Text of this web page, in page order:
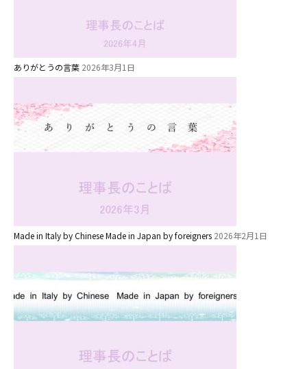
ありがとうの言葉 2026年3月1日
Made in Italy by Chinese Made in Japan by foreigners 2026年2月1日
園児募集要項
教職員募集
園のこと
理事長のことば
教育と保育
美⽊多幼稚園の理想
園の1⽇